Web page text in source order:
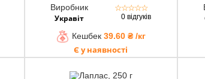
Виробник
Укравіт
☆☆☆☆☆
0 відгуків
Кешбек 39.60 ₴ /кг
Є у наявності